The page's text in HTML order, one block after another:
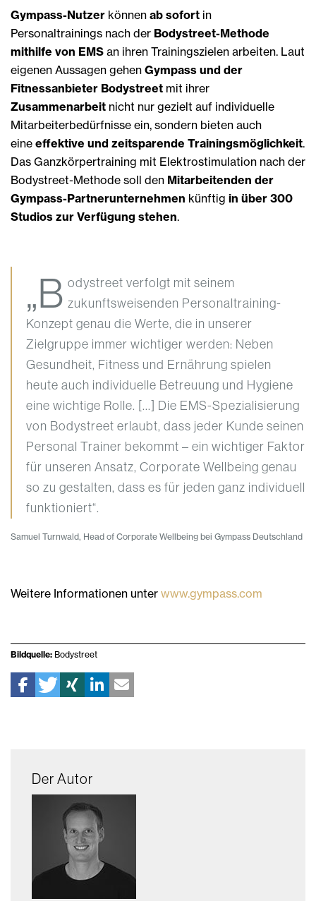
Gympass-Nutzer können ab sofort in
Personaltrainings nach der Bodystreet-Methode
mithilfe von EMS an ihren Trainingszielen arbeiten. Laut
eigenen Aussagen gehen Gympass und der
Fitnessanbieter Bodystreet mit ihrer
Zusammenarbeit nicht nur gezielt auf individuelle
Mitarbeiterbedürfnisse ein, sondern bieten auch
eine effektive und zeitsparende Trainingsmöglichkeit.
Das Ganzkörpertraining mit Elektrostimulation nach der
Bodystreet-Methode soll den Mitarbeitenden der
Gympass-Partnerunternehmen künftig in über 300
Studios zur Verfügung stehen.
„B odystreet verfolgt mit seinem
zukunftsweisenden Personaltraining-
Konzept genau die Werte, die in unserer
Zielgruppe immer wichtiger werden: Neben
Gesundheit, Fitness und Ernährung spielen
heute auch individuelle Betreuung und Hygiene
eine wichtige Rolle. [...] Die EMS-Spezialisierung
von Bodystreet erlaubt, dass jeder Kunde seinen
Personal Trainer bekommt – ein wichtiger Faktor
für unseren Ansatz, Corporate Wellbeing genau
so zu gestalten, dass es für jeden ganz individuell
funktioniert“.
Samuel Turnwald, Head of Corporate Wellbeing bei Gympass Deutschland
Weitere Informationen unter www.gympass.com
Bildquelle: Bodystreet
Der Autor